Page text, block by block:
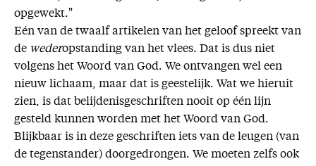
opgewekt."
Eén van de twaalf artikelen van het geloof spreekt van
de wederopstanding van het vlees. Dat is dus niet
volgens het Woord van God. We ontvangen wel een
nieuw lichaam, maar dat is geestelijk. Wat we hieruit
zien, is dat belijdenisgeschriften nooit op één lijn
gesteld kunnen worden met het Woord van God.
Blijkbaar is in deze geschriften iets van de leugen (van
de tegenstander) doorgedrongen. We moeten zelfs ook